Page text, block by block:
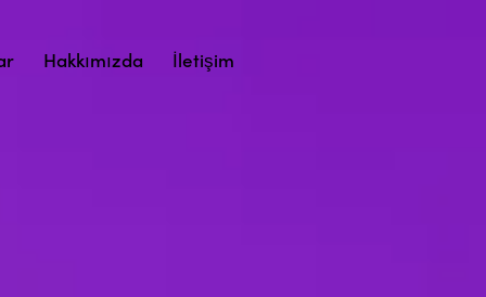
Hakkımızda İletişim